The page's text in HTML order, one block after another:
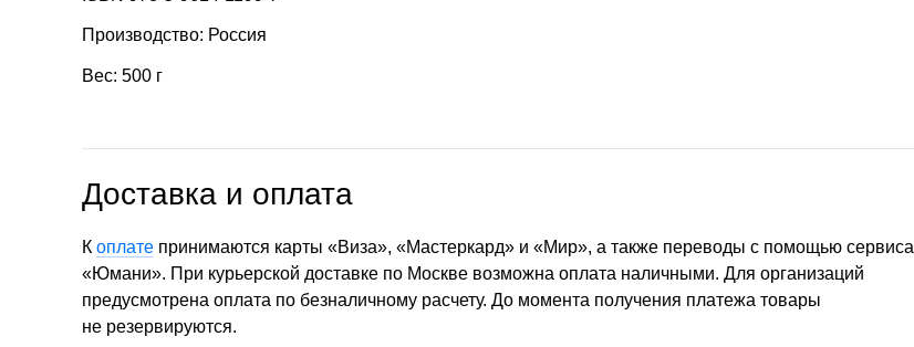
Производство: Россия
Вес: 500 г
Доставка и оплата
К оплате принимаются карты «Виза», «Мастеркард» и «Мир», а также переводы с помощью сервиса
«Юмани». При курьерской доставке по Москве возможна оплата наличными. Для организаций
предусмотрена оплата по безналичному расчету. До момента получения платежа товары
не резервируются.